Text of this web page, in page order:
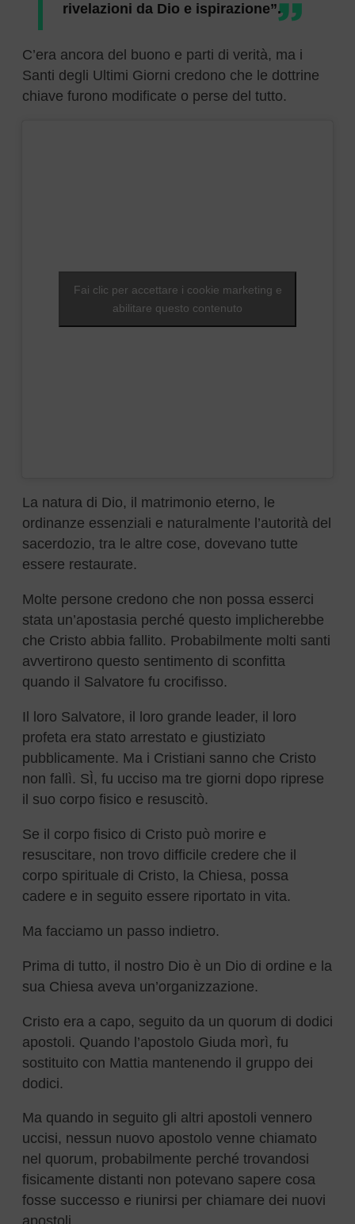
rivelazioni da Dio e ispirazione”.
C’era ancora del buono e parti di verità, ma i
Santi degli Ultimi Giorni credono che le dottrine
chiave furono modificate o perse del tutto.
Fai clic per accettare i cookie marketing e
abilitare questo contenuto
La natura di Dio, il matrimonio eterno, le
ordinanze essenziali e naturalmente l’autorità del
sacerdozio, tra le altre cose, dovevano tutte
essere restaurate.
Molte persone credono che non possa esserci
stata un’apostasia perché questo implicherebbe
che Cristo abbia fallito. Probabilmente molti santi
avvertirono questo sentimento di sconfitta
quando il Salvatore fu crocifisso.
Il loro Salvatore, il loro grande leader, il loro
profeta era stato arrestato e giustiziato
pubblicamente. Ma i Cristiani sanno che Cristo
non fallì. SÌ, fu ucciso ma tre giorni dopo riprese
il suo corpo fisico e resuscitò.
Se il corpo fisico di Cristo può morire e
resuscitare, non trovo difficile credere che il
corpo spirituale di Cristo, la Chiesa, possa
cadere e in seguito essere riportato in vita.
Ma facciamo un passo indietro.
Prima di tutto, il nostro Dio è un Dio di ordine e la
sua Chiesa aveva un’organizzazione.
Cristo era a capo, seguito da un quorum di dodici
apostoli. Quando l’apostolo Giuda morì, fu
sostituito con Mattia mantenendo il gruppo dei
dodici.
Ma quando in seguito gli altri apostoli vennero
uccisi, nessun nuovo apostolo venne chiamato
nel quorum, probabilmente perché trovandosi
fisicamente distanti non potevano sapere cosa
fosse successo e riunirsi per chiamare dei nuovi